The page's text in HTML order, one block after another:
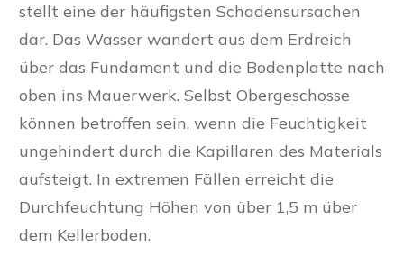
stellt eine der häufigsten Schadensursachen
dar. Das Wasser wandert aus dem Erdreich
über das Fundament und die Bodenplatte nach
oben ins Mauerwerk. Selbst Obergeschosse
können betroffen sein, wenn die Feuchtigkeit
ungehindert durch die Kapillaren des Materials
aufsteigt. In extremen Fällen erreicht die
Durchfeuchtung Höhen von über 1,5 m über
dem Kellerboden.